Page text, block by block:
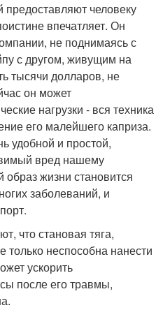
человеку
впечатляет. Он
не поднимаясь с
с другом, живущим на
тысячи долларов, не
он может
нагрузки - вся техника
его малейшего каприза.
удобной и простой,
вред нашему
жизни становится
заболеваний, и
что становая тяга,
неспособна нанести
ускорить
после его травмы,